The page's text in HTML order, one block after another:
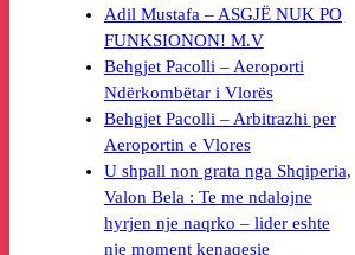
Adil Mustafa – ASGJË NUK PO
FUNKSIONON! M.V
Behgjet Pacolli – Aeroporti
Ndërkombëtar i Vlorës
Behgjet Pacolli – Arbitrazhi per
Aeroportin e Vlores
U shpall non grata nga Shqiperia,
Valon Bela : Te me ndalojne
hyrjen nje naqrko – lider eshte
nje moment kenaqesie